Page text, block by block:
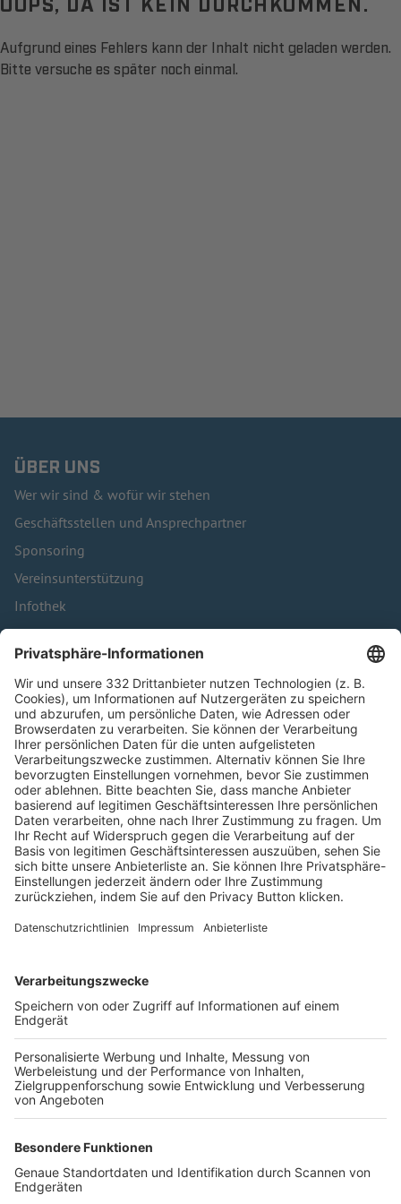
Aufgrund eines Fehlers kann der Inhalt nicht geladen werden.
Bitte versuche es später noch einmal.
ÜBER UNS
Wer wir sind & wofür wir stehen
Geschäftsstellen und Ansprechpartner
Sponsoring
Vereinsunterstützung
Infothek
Kontakt
HÄUFIG BESUCHTE SEITEN
Pässe und Vereinswechsel
Trainerausbildung
Schulungsangebot Vereinsmitarbeiter
BFV-Geschäftsstellen
Trainerbörse
Login SpielPlus
FOLGE DEM BFV
TOP-VEREINE
TOP-PARTNER